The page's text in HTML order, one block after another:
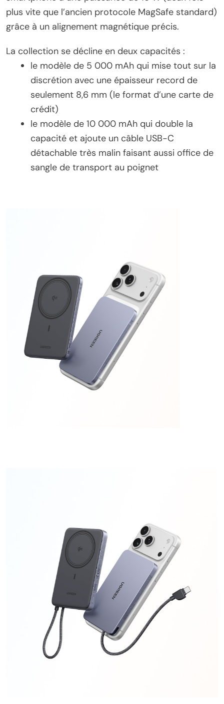
plus vite que l’ancien protocole MagSafe standard)
grâce à un alignement magnétique précis.
La collection se décline en deux capacités :
le modèle de 5 000 mAh qui mise tout sur la
discrétion avec une épaisseur record de
seulement 8,6 mm (le format d’une carte de
crédit)
le modèle de 10 000 mAh qui double la
capacité et ajoute un câble USB-C
détachable très malin faisant aussi office de
sangle de transport au poignet